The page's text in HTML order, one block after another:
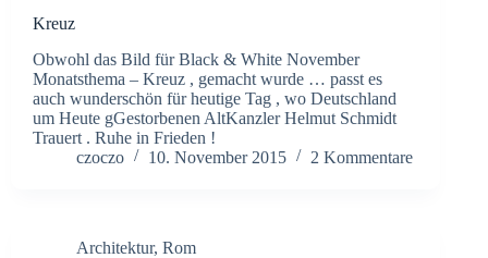
Kreuz
Obwohl das Bild für Black & White November
Monatsthema – Kreuz , gemacht wurde … passt es
auch wunderschön für heutige Tag , wo Deutschland
um Heute gGestorbenen AltKanzler Helmut Schmidt
Trauert . Ruhe in Frieden !
czoczo
10. November 2015 2 Kommentare
Architektur, Rom